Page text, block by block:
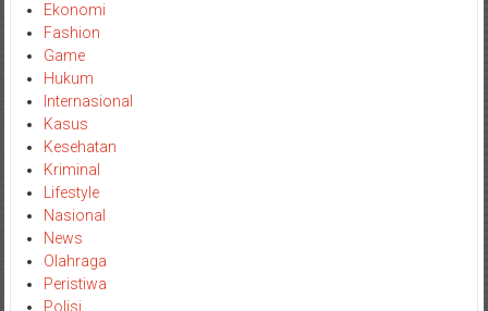
Ekonomi
Fashion
Game
Hukum
Internasional
Kasus
Kesehatan
Kriminal
Lifestyle
Nasional
News
Olahraga
Peristiwa
Polisi